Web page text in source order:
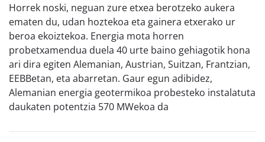
Horrek noski, neguan zure etxea berotzeko aukera
ematen du, udan hoztekoa eta gainera etxerako ur
beroa ekoiztekoa. Energia mota horren
probetxamendua duela 40 urte baino gehiagotik hona
ari dira egiten Alemanian, Austrian, Suitzan, Frantzian,
EEBBetan, eta abarretan. Gaur egun adibidez,
Alemanian energia geotermikoa probesteko instalatuta
daukaten potentzia 570 MWekoa da